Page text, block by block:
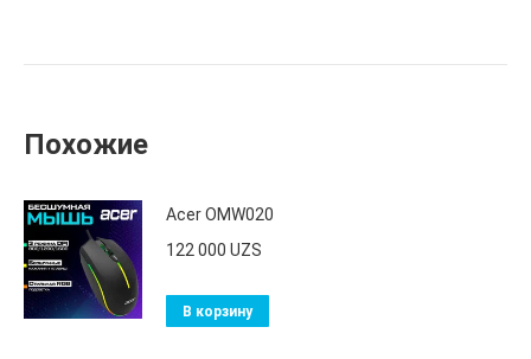
Похожие
Acer OMW020
122 000 UZS
В корзину